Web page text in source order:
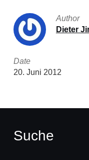
Author
Dieter
Date
20. Juni 2012
Suche